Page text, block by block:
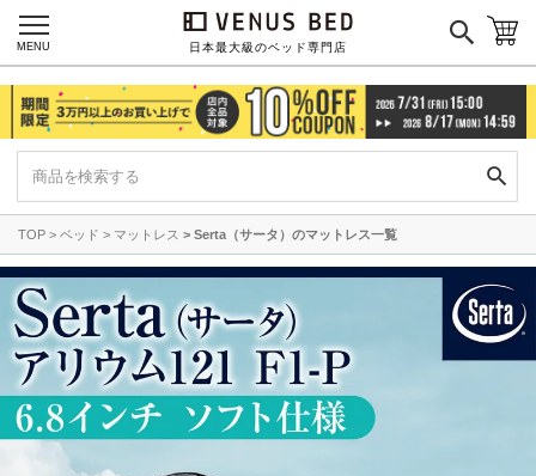
日本最大級のベッド専門店
MENU
TOP ベッド マットレス Serta（サータ）のマットレス一覧